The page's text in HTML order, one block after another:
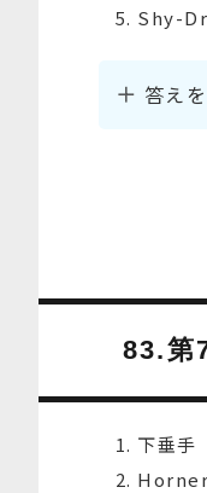
Shy-
答え
83.第
下垂手